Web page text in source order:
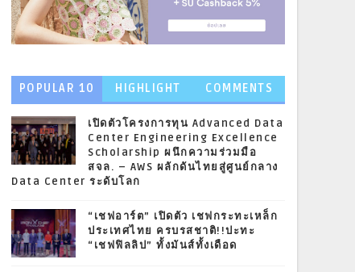
POPULAR 10
HIGHLIGHT
COMMENTS
เปิดตัวโครงการทุน Advanced Data
Center Engineering Excellence
Scholarship ผนึกความร่วมมือ
สจล. – AWS ผลักดันไทยสู่ศูนย์กลาง
Data Center ระดับโลก
“เชฟอาร์ต” เปิดตัว เชฟกระทะเหล็ก
ประเทศไทย ครบรสชาติ!!ปะทะ
“เชฟฟิลลิป” ทั้งมันส์ทั้งเดือด